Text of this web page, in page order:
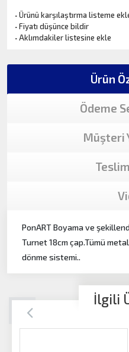
·Ürünü karşılaştırma listeme
·Fiyatı düşünce bildir
·Aklımdakiler listesine ekle
Ürün
Ödeme
Müşteri
PonART Boyama ve
Turnet 18cm çap.Tümü
dönme sistemi..
İlgili